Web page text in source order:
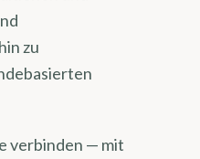
zu
verbinden — mit